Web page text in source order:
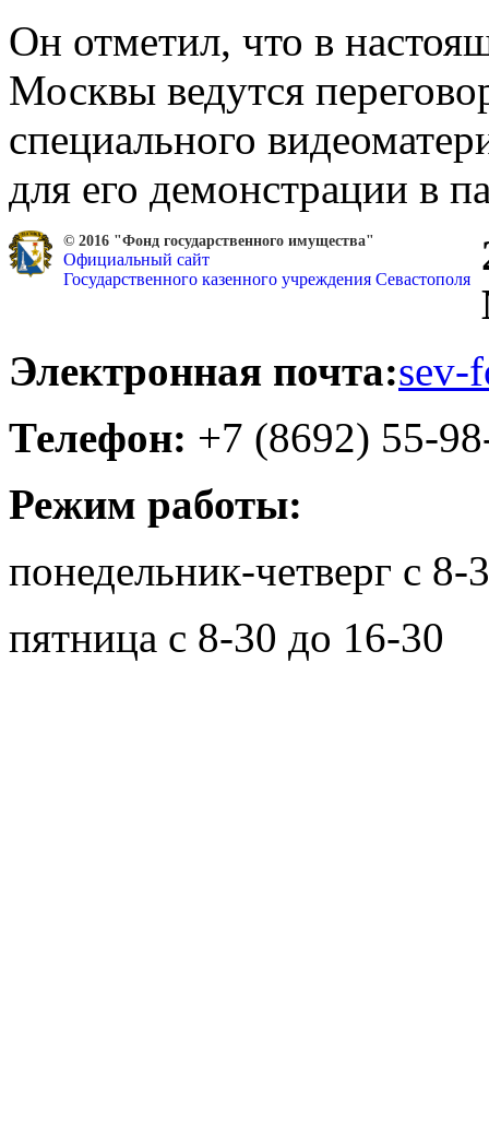
Он отметил, что в
Москвы ведутся
специального
для его демонстрации в
© 2016 "Фонд государственного имущества"
Официальный сайт
Государственного казенного учреждения Севастополя
Электронная почта:sev-
Телефон: +7 (8692) 55-
Режим работы:
понедельник-четверг с
пятница с 8-30 до 16-30